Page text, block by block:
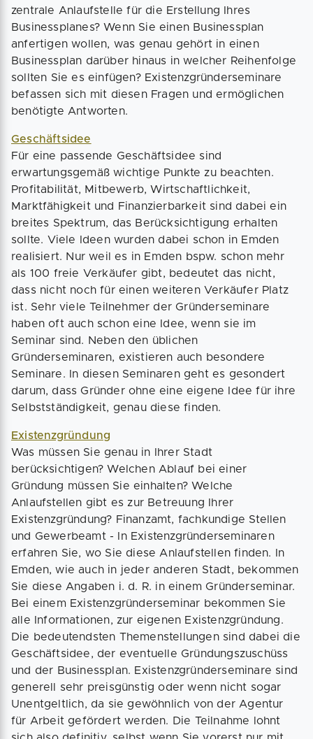
zentrale Anlaufstelle für die Erstellung Ihres
Businessplanes? Wenn Sie einen Businessplan
anfertigen wollen, was genau gehört in einen
Businessplan darüber hinaus in welcher Reihenfolge
sollten Sie es einfügen? Existenzgründerseminare
befassen sich mit diesen Fragen und ermöglichen
benötigte Antworten.
Geschäftsidee
Für eine passende Geschäftsidee sind
erwartungsgemäß wichtige Punkte zu beachten.
Profitabilität, Mitbewerb, Wirtschaftlichkeit,
Marktfähigkeit und Finanzierbarkeit sind dabei ein
breites Spektrum, das Berücksichtigung erhalten
sollte. Viele Ideen wurden dabei schon in Emden
realisiert. Nur weil es in Emden bspw. schon mehr
als 100 freie Verkäufer gibt, bedeutet das nicht,
dass nicht noch für einen weiteren Verkäufer Platz
ist. Sehr viele Teilnehmer der Gründerseminare
haben oft auch schon eine Idee, wenn sie im
Seminar sind. Neben den üblichen
Gründerseminaren, existieren auch besondere
Seminare. In diesen Seminaren geht es gesondert
darum, dass Gründer ohne eine eigene Idee für ihre
Selbstständigkeit, genau diese finden.
Existenzgründung
Was müssen Sie genau in Ihrer Stadt
berücksichtigen? Welchen Ablauf bei einer
Gründung müssen Sie einhalten? Welche
Anlaufstellen gibt es zur Betreuung Ihrer
Existenzgründung? Finanzamt, fachkundige Stellen
und Gewerbeamt - In Existenzgründerseminaren
erfahren Sie, wo Sie diese Anlaufstellen finden. In
Emden, wie auch in jeder anderen Stadt, bekommen
Sie diese Angaben i. d. R. in einem Gründerseminar.
Bei einem Existenzgründerseminar bekommen Sie
alle Informationen, zur eigenen Existenzgründung.
Die bedeutendsten Themenstellungen sind dabei die
Geschäftsidee, der eventuelle Gründungszuschüss
und der Businessplan. Existenzgründerseminare sind
generell sehr preisgünstig oder wenn nicht sogar
Unentgeltlich, da sie gewöhnlich von der Agentur
für Arbeit gefördert werden. Die Teilnahme lohnt